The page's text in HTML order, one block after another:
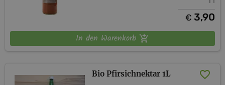
€ 3,90
In den Warenkorb
Bio Pfirsichnektar 1L